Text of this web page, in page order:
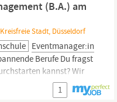
(B.A.) am
Stadt, Düsseldorf
Eventmanager:in
Berufe Du fragst
kannst? Wir
die Dorint
SE zählen. Auf Dich
1